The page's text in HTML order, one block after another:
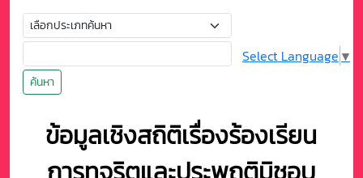
ค้นหา
Select Language ▼
ข้อมูลเชิงสถิติเรื่องร้องเรียน